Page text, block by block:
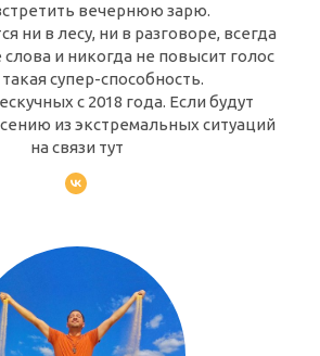
вечернюю зарю.
ни в лесу, ни в разговоре, всегда
и никогда не повысит голос
супер-способность.
с 2018 года. Если будут
из экстремальных ситуаций
на связи тут